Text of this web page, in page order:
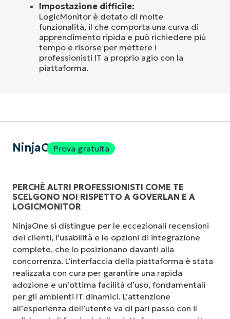
Impostazione difficile:
LogicMonitor è dotato di molte
funzionalità, il che comporta una curva di
apprendimento ripida e può richiedere più
tempo e risorse per mettere i
professionisti IT a proprio agio con la
piattaforma.
NinjaOneProva gratuita
PERCHÈ ALTRI PROFESSIONISTI COME TE
SCELGONO NOI RISPETTO A GOVERLAN E A
LOGICMONITOR
NinjaOne si distingue per le eccezionali recensioni
dei clienti, l’usabilità e le opzioni di integrazione
complete, che lo posizionano davanti alla
concorrenza. L’interfaccia della piattaforma è stata
realizzata con cura per garantire una rapida
adozione e un’ottima facilità d’uso, fondamentali
per gli ambienti IT dinamici. L’attenzione
all’esperienza dell’utente va di pari passo con il